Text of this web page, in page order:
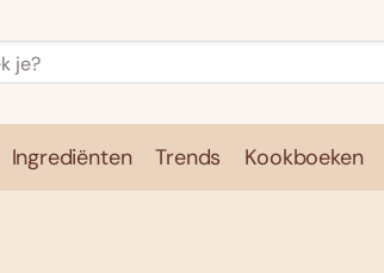
Ingrediënten Trends Kookboeken